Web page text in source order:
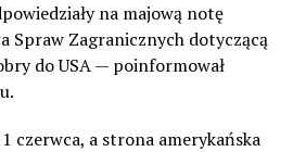
na majową notę
Spraw Zagranicznych dotyczącą
do USA — poinformował
czerwca, a strona amerykańska